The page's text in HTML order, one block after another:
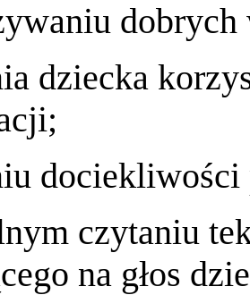
dziecka
dociekliwości
czytaniu
na głos